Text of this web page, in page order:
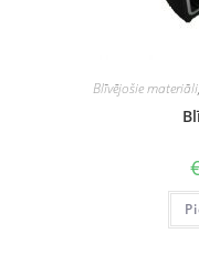
Blīvējošie materiāli,